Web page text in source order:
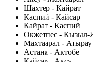
Шахтер - Кайрат
Каспий - Кайсар
Кайрат - Каспий
Окжетпес -
Махтаарал - Атырау
Астана - Актобе